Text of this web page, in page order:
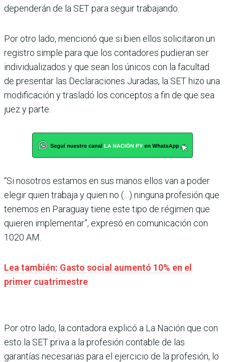
dependerán de la SET para seguir trabajando.
Por otro lado, mencionó que si bien ellos solicitaron un
registro simple para que los contadores pudieran ser
individualizados y que sean los únicos con la facultad
de presentar las Declaraciones Juradas, la SET hizo una
modificación y trasladó los conceptos a fin de que sea
juez y parte.
“Si nosotros estamos en sus manos ellos van a poder
elegir quien trabaja y quien no (…) ninguna profesión que
tenemos en Paraguay tiene este tipo de régimen que
quieren implementar”, expresó en comunicación con
1020 AM.
Lea también: Gasto social aumentó 10% en el
primer cuatrimestre
Por otro lado, la contadora explicó a La Nación que con
esto la SET priva a la profesión contable de las
garantías necesarias para el ejercicio de la profesión, lo